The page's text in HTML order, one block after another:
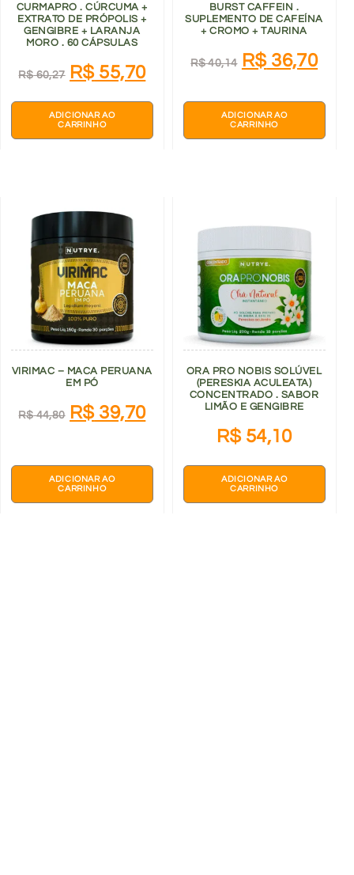
CURMAPRO . CÚRCUMA +
EXTRATO DE PRÓPOLIS +
GENGIBRE + LARANJA
MORO . 60 CÁPSULAS
R$60,27 R$55,70
ADICIONAR AO
CARRINHO
BURST CAFFEIN .
SUPLEMENTO DE CAFEÍNA
+ CROMO + TAURINA
R$40,14 R$36,70
ADICIONAR AO
CARRINHO
VIRIMAC – MACA PERUANA
EM PÓ
R$44,80 R$39,70
ADICIONAR AO
CARRINHO
ORA PRO NOBIS SOLÚVEL
(PERESKIA ACULEATA)
CONCENTRADO . SABOR
LIMÃO E GENGIBRE
R$54,10
ADICIONAR AO
CARRINHO